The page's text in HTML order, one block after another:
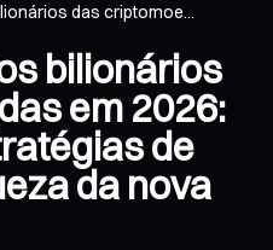
das criptomoe...
bilionários
em 2026:
de
da nova